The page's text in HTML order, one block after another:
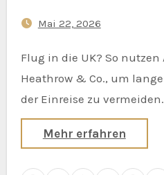
vermeiden
Mai 22, 2026
Flug in die UK? So nutzen Amerikaner eGates in
Heathrow & Co., um
der Einreise zu vermeiden.
Mehr erfahren